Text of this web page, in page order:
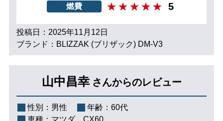
燃費 5
投稿日：2025年11月12日
ブランド：BLIZZAK (ブリザック) DM-V3
山中昌幸 さんからのレビュー
性別： 男性 年齢： 60代
車種： マツダ CX60